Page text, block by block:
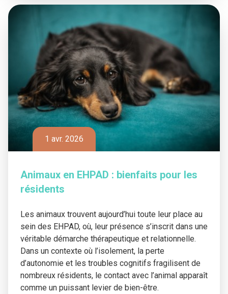
1 avr. 2026
Animaux en EHPAD : bienfaits pour les
résidents
Les animaux trouvent aujourd’hui toute leur place au
sein des EHPAD, où, leur présence s’inscrit dans une
véritable démarche thérapeutique et relationnelle.
Dans un contexte où l’isolement, la perte
d’autonomie et les troubles cognitifs fragilisent de
nombreux résidents, le contact avec l’animal apparaît
comme un puissant levier de bien-être.